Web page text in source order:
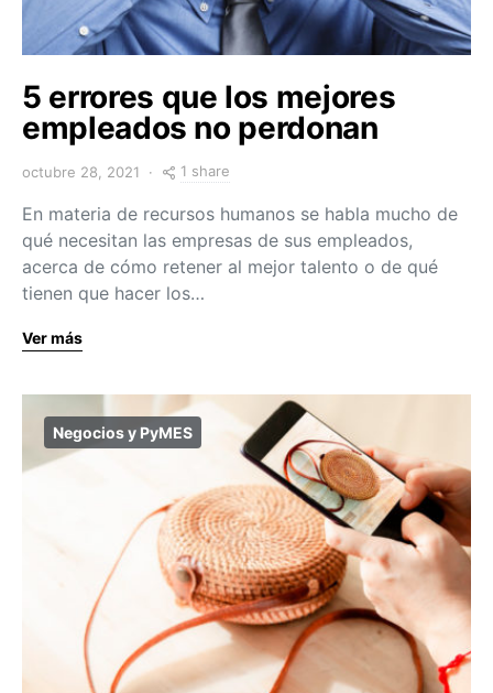
5 errores que los mejores
empleados no perdonan
octubre 28, 2021 1 share
En materia de recursos humanos se habla mucho de
qué necesitan las empresas de sus empleados,
acerca de cómo retener al mejor talento o de qué
tienen que hacer los…
Ver más
Negocios y PyMES